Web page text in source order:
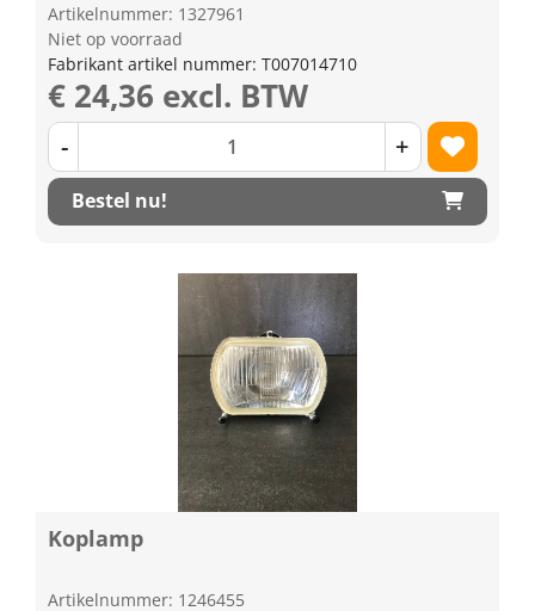
Artikelnummer: 1327961
Niet op voorraad
Fabrikant artikel nummer: T007014710
€ 24,36 excl. BTW
- +
Bestel nu!
Koplamp
Artikelnummer: 1246455